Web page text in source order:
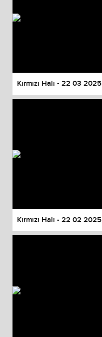
Kırmızı Halı - 22 03 2025
Kırmızı Halı - 22 02 2025